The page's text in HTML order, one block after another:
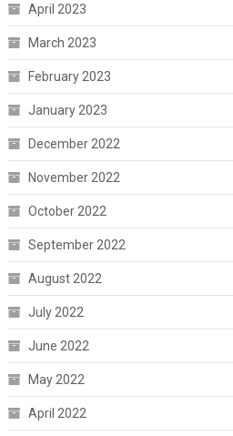
April 2023
March 2023
February 2023
January 2023
December 2022
November 2022
October 2022
September 2022
August 2022
July 2022
June 2022
May 2022
April 2022